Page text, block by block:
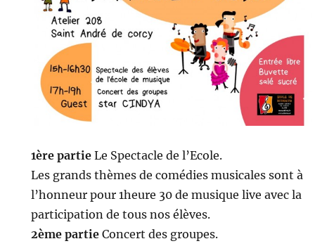
1ère partieLe Spectacle de l’Ecole.
Les grands thèmes de comédies musicales sont à
l’honneur pour 1heure 30 de musique live avec la
participation de tous nos élèves.
2ème partieConcert des groupes.